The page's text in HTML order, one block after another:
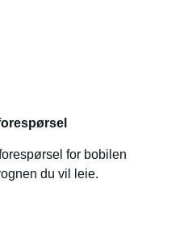
for bobilen
du vil leie.